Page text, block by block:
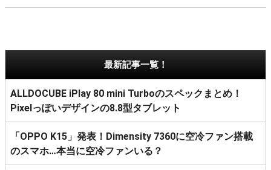
最新記事一覧！
ALLDOCUBE iPlay 80 mini Turboのスペックまとめ！
Pixelっぽいデザインの8.8型タブレット
「OPPO K15」発表！Dimensity 7360に空冷ファン搭載
のスマホ…本当に空冷ファンいる？